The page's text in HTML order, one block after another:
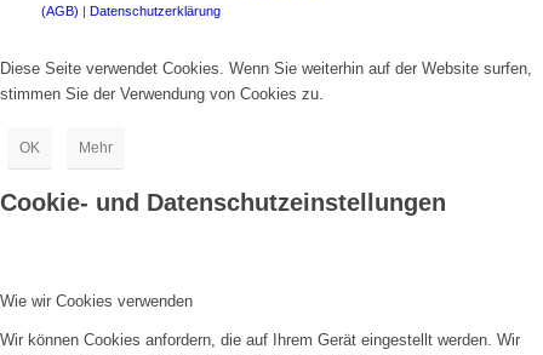
(AGB)
Datenschutzerklärung
Diese Seite verwendet Cookies. Wenn Sie weiterhin auf der Website surfen,
stimmen Sie der Verwendung von Cookies zu.
OK Mehr
Cookie- und Datenschutzeinstellungen
Wie wir Cookies verwenden
Wir können Cookies anfordern, die auf Ihrem Gerät eingestellt werden. Wir